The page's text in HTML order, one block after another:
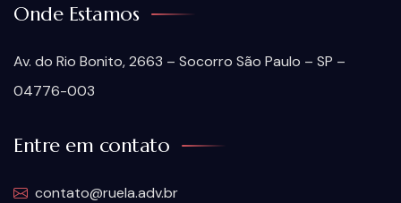
Onde Estamos
Av. do Rio Bonito, 2663 – Socorro São Paulo – SP –
04776-003
Entre em contato
contato@ruela.adv.br